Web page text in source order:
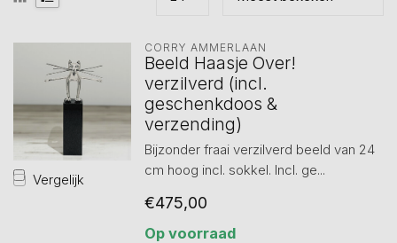
Vergelijk
CORRY AMMERLAAN
Beeld Haasje Over!
verzilverd (incl.
geschenkdoos &
verzending)
Bijzonder fraai verzilverd beeld van 24
cm hoog incl. sokkel. Incl. ge...
€475,00
Op voorraad